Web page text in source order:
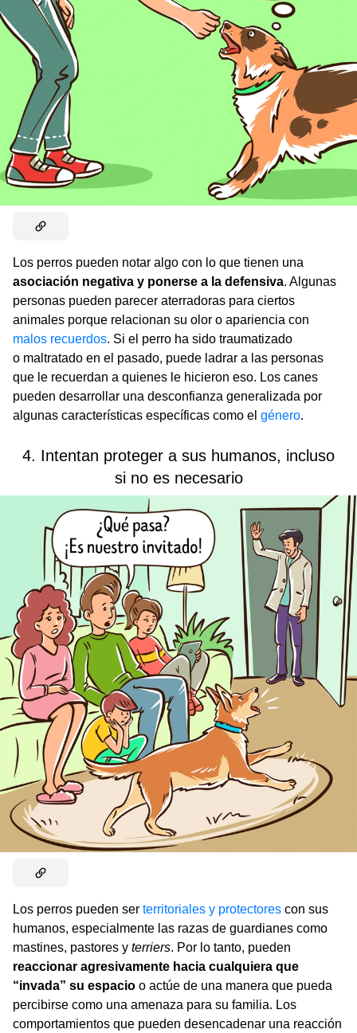
Los perros pueden notar algo con lo que tienen una
asociación negativa y ponerse a la defensiva. Algunas
personas pueden parecer aterradoras para ciertos
animales porque relacionan su olor o apariencia con
malos recuerdos. Si el perro ha sido traumatizado
o maltratado en el pasado, puede ladrar a las personas
que le recuerdan a quienes le hicieron eso. Los canes
pueden desarrollar una desconfianza generalizada por
algunas características específicas como el género.
4. Intentan proteger a sus humanos, incluso
si no es necesario
Los perros pueden ser territoriales y protectores con sus
humanos, especialmente las razas de guardianes como
mastines, pastores y terriers. Por lo tanto, pueden
reaccionar agresivamente hacia cualquiera que
“invada” su espacio o actúe de una manera que pueda
percibirse como una amenaza para su familia. Los
comportamientos que pueden desencadenar una reacción